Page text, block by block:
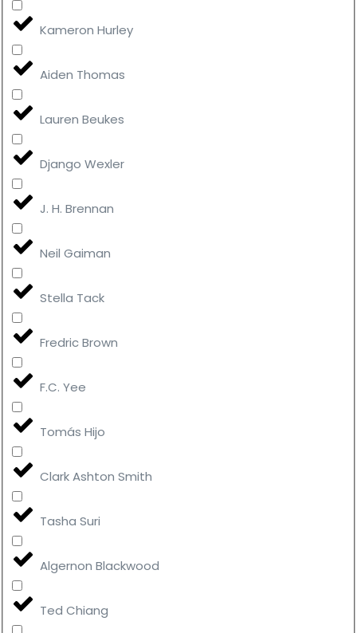
Kameron Hurley
Aiden Thomas
Lauren Beukes
Django Wexler
J. H. Brennan
Neil Gaiman
Stella Tack
Fredric Brown
F.C. Yee
Tomás Hijo
Clark Ashton Smith
Tasha Suri
Algernon Blackwood
Ted Chiang